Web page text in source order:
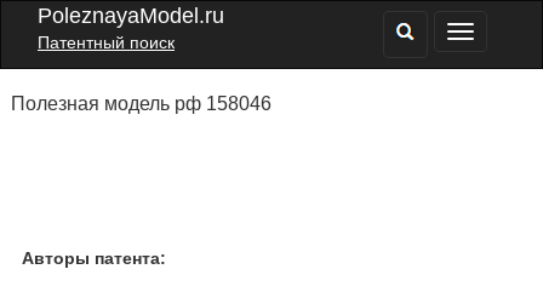
PoleznayaModel.ru
Патентный поиск
Полезная модель рф 158046
Авторы патента: